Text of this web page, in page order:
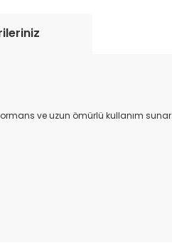
ve uzun ömürlü kullanım